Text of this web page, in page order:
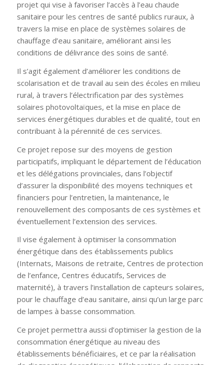
projet qui vise à favoriser l’accès à l’eau chaude
sanitaire pour les centres de santé publics ruraux, à
travers la mise en place de systèmes solaires de
chauffage d’eau sanitaire, améliorant ainsi les
conditions de délivrance des soins de santé.
Il s’agit également d’améliorer les conditions de
scolarisation et de travail au sein des écoles en milieu
rural, à travers l’électrification par des systèmes
solaires photovoltaïques, et la mise en place de
services énergétiques durables et de qualité, tout en
contribuant à la pérennité de ces services.
Ce projet repose sur des moyens de gestion
participatifs, impliquant le département de l’éducation
et les délégations provinciales, dans l’objectif
d’assurer la disponibilité des moyens techniques et
financiers pour l’entretien, la maintenance, le
renouvellement des composants de ces systèmes et
éventuellement l’extension des services.
Il vise également à optimiser la consommation
énergétique dans des établissements publics
(Internats, Maisons de retraite, Centres de protection
de l’enfance, Centres éducatifs, Services de
maternité), à travers l’installation de capteurs solaires,
pour le chauffage d’eau sanitaire, ainsi qu’un large parc
de lampes à basse consommation.
Ce projet permettra aussi d’optimiser la gestion de la
consommation énergétique au niveau des
établissements bénéficiaires, et ce par la réalisation